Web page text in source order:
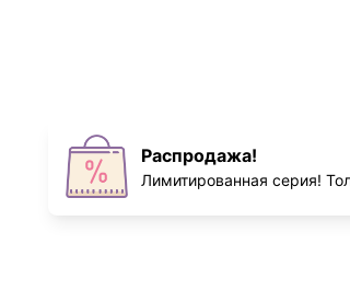
Распродажа!
Лимитированная серия!